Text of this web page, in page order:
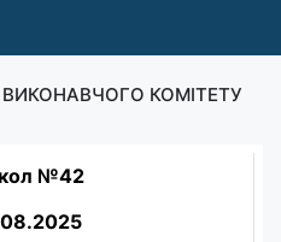
КОМІТЕТУ
№42